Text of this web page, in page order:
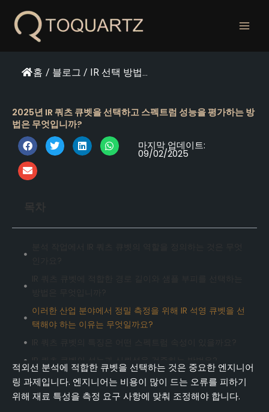
홈 / 블로그 / IR 선택 방법...
2025년 IR 쿼츠 큐벳을 선택하고 스펙트럼 성능을 평가하는 방
법은 무엇입니까?
마지막 업데이트:
09/02/2025
이러한 산업 분야에서 정밀 측정을 위해 IR 석영 큐벳을 선
택해야 하는 이유는 무엇일까요?
IR 쿼츠 큐벳의 성능과 신뢰성을 검증하는 방법은?
결론
자주 묻는 질문(FAQ)
적외선 분석에 적합한 큐벳을 선택하는 것은 중요한 엔지니어
링 과제입니다. 엔지니어는 비용이 많이 드는 오류를 피하기
위해 재료 특성을 측정 요구 사항에 맞춰 조정해야 합니다.